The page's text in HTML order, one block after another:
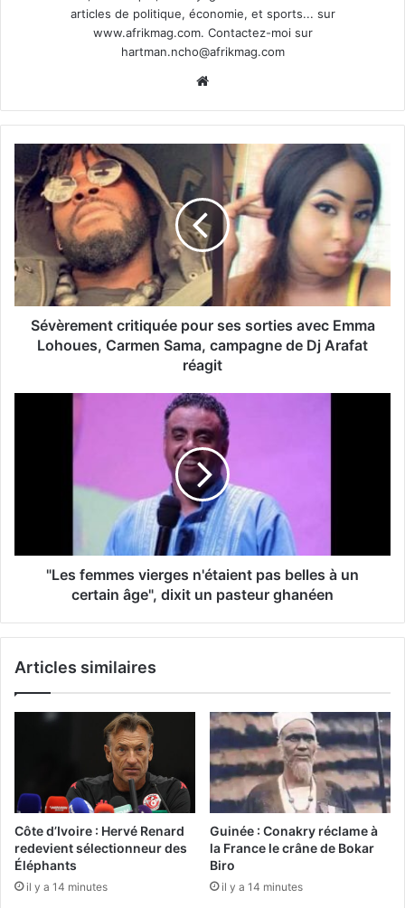
articles de politique, économie, et sports... sur
www.afrikmag.com. Contactez-moi sur
hartman.ncho@afrikmag.com
Sévèrement critiquée pour ses sorties avec Emma
Lohoues, Carmen Sama, campagne de Dj Arafat
réagit
"Les femmes vierges n'étaient pas belles à un
certain âge", dixit un pasteur ghanéen
Articles similaires
Côte d’Ivoire : Hervé Renard
redevient sélectionneur des
Éléphants
il y a 14 minutes
Guinée : Conakry réclame à
la France le crâne de Bokar
Biro
il y a 14 minutes